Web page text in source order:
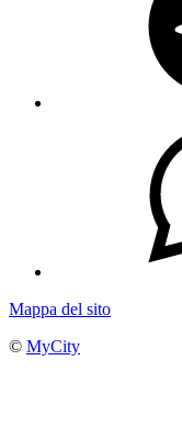
Mappa del sito
© MyCity